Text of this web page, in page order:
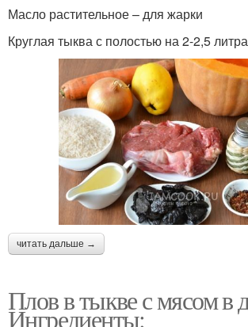
Масло растительное – для жарки
Круглая тыква с полостью на 2-2,5 литра
читать дальше →
Плов в тыкве с мясом в
Ингредиенты: